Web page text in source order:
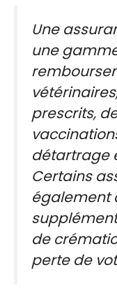
Une
une
prescrits,
détartrage
Certains
également
de
perte de